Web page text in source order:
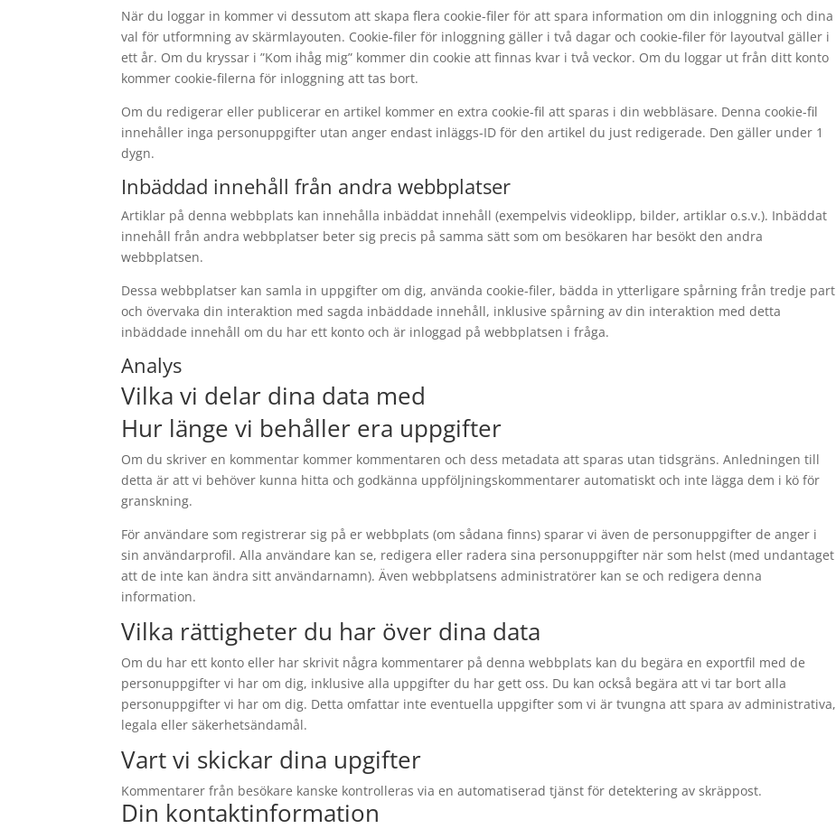
När du loggar in kommer vi dessutom att skapa flera cookie-filer för att spara information om din inloggning och dina
val för utformning av skärmlayouten. Cookie-filer för inloggning gäller i två dagar och cookie-filer för layoutval gäller i
ett år. Om du kryssar i ”Kom ihåg mig” kommer din cookie att finnas kvar i två veckor. Om du loggar ut från ditt konto
kommer cookie-filerna för inloggning att tas bort.
Om du redigerar eller publicerar en artikel kommer en extra cookie-fil att sparas i din webbläsare. Denna cookie-fil
innehåller inga personuppgifter utan anger endast inläggs-ID för den artikel du just redigerade. Den gäller under 1
dygn.
Inbäddad innehåll från andra webbplatser
Artiklar på denna webbplats kan innehålla inbäddat innehåll (exempelvis videoklipp, bilder, artiklar o.s.v.). Inbäddat
innehåll från andra webbplatser beter sig precis på samma sätt som om besökaren har besökt den andra
webbplatsen.
Dessa webbplatser kan samla in uppgifter om dig, använda cookie-filer, bädda in ytterligare spårning från tredje part
och övervaka din interaktion med sagda inbäddade innehåll, inklusive spårning av din interaktion med detta
inbäddade innehåll om du har ett konto och är inloggad på webbplatsen i fråga.
Analys
Vilka vi delar dina data med
Hur länge vi behåller era uppgifter
Om du skriver en kommentar kommer kommentaren och dess metadata att sparas utan tidsgräns. Anledningen till
detta är att vi behöver kunna hitta och godkänna uppföljningskommentarer automatiskt och inte lägga dem i kö för
granskning.
För användare som registrerar sig på er webbplats (om sådana finns) sparar vi även de personuppgifter de anger i
sin användarprofil. Alla användare kan se, redigera eller radera sina personuppgifter när som helst (med undantaget
att de inte kan ändra sitt användarnamn). Även webbplatsens administratörer kan se och redigera denna
information.
Vilka rättigheter du har över dina data
Om du har ett konto eller har skrivit några kommentarer på denna webbplats kan du begära en exportfil med de
personuppgifter vi har om dig, inklusive alla uppgifter du har gett oss. Du kan också begära att vi tar bort alla
personuppgifter vi har om dig. Detta omfattar inte eventuella uppgifter som vi är tvungna att spara av administrativa,
legala eller säkerhetsändamål.
Vart vi skickar dina upgifter
Kommentarer från besökare kanske kontrolleras via en automatiserad tjänst för detektering av skräppost.
Din kontaktinformation